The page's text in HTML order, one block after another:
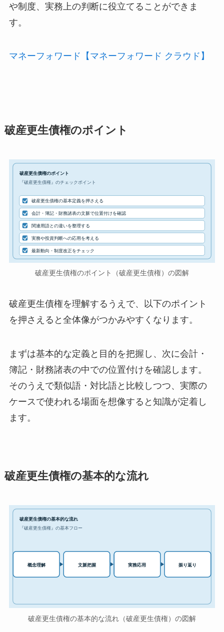
や制度、実務上の判断に役立てることができま
す。
マネーフォワード【マネーフォワード クラウド】
破産更生債権のポイント
破産更生債権のポイント
『破産更生債権』のチェックポイント
破産更生債権の基本定義を押さえる
会計・簿記・財務諸表の文脈で位置付けを確認
関連用語との違いを整理する
実務や投資判断への応用を考える
最新動向・制度改正をチェック
破産更生債権のポイント（破産更生債権）の図解
破産更生債権を理解するうえで、以下のポイント
を押さえると全体像がつかみやすくなります。
まずは基本的な定義と目的を把握し、次に会計・
簿記・財務諸表の中での位置付けを確認します。
そのうえで類似語・対比語と比較しつつ、実際の
ケースで使われる場面を想像すると知識が定着し
ます。
破産更生債権の基本的な流れ
破産更生債権の基本的な流れ
『破産更生債権』の基本フロー
概念理解 文脈把握 実務応用 振り返り
破産更生債権の基本的な流れ（破産更生債権）の図解